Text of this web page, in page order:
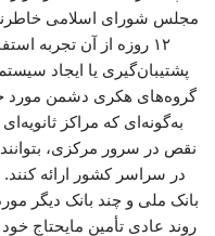
مجلس شورای اسلامی
۱۲ روزه از آن تجربه
پشتیبان‌گیری یا ایجاد
گروه‌های هکری دشمن مورد
به‌گونه‌ای که مراکز
نقص در سرور مرکزی،
در سراسر کشور ارائه
بانک ملی و چند بانک دیگر
روند عادی تأمین مایحتاج